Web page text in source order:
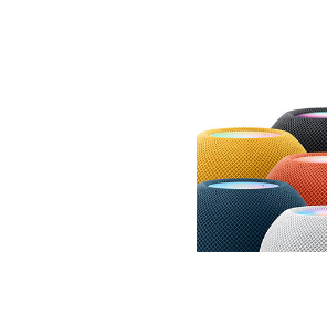
图库